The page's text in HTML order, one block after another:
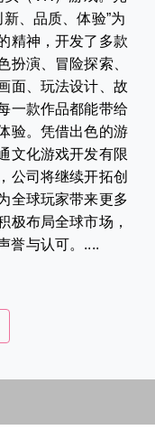
、品质、体验”为
精神，开发了多款
扮演、冒险探索、
面、玩法设计、故
一款作品都能带给
验。凭借出色的游
文化游戏开发有限
公司将继续开拓创
全球玩家带来更多
极布局全球市场，
誉与认可。....